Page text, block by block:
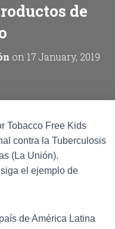
de
on 17 January, 2019
Tobacco Free Kids
contra la Tuberculosis
(La Unión).
el ejemplo de
de América Latina